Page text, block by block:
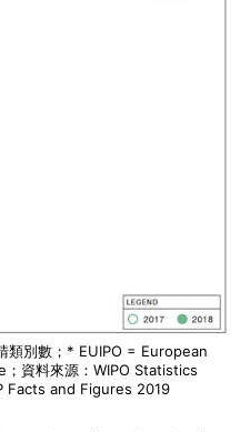
類別數；* EUIPO = European
資料來源：WIPO Statistics
Facts and Figures 2019